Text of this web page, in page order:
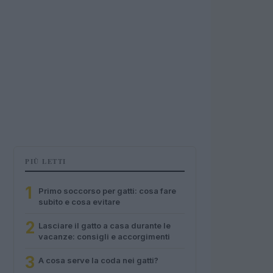
PIÙ LETTI
1
Primo soccorso per gatti: cosa fare
subito e cosa evitare
2 Lasciare il gatto a casa durante le
vacanze: consigli e accorgimenti
3 A cosa serve la coda nei gatti?